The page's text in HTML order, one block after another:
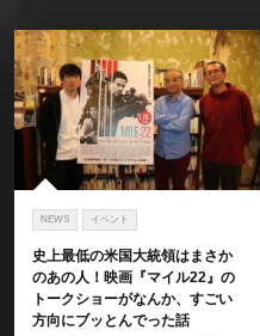
NEWS イベント
史上最低の米国大統領はまさか
のあの人！映画『マイル22』の
トークショーがなんか、すごい
方向にブッとんでった話